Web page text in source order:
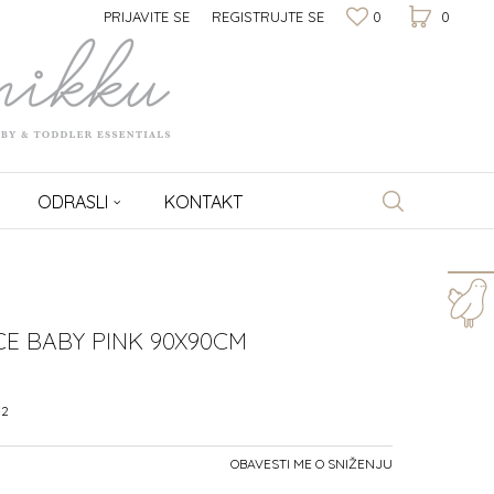
0
0
PRIJAVITE SE REGISTRUJTE SE
ODRASLI KONTAKT
BABY PINK 90X90CM
OBAVESTI ME O SNIŽENJU
Za više informacija,
Pišite nam